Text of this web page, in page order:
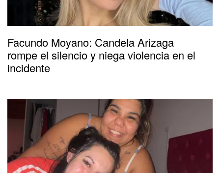
Facundo Moyano: Candela Arizaga
rompe el silencio y niega violencia en el
incidente